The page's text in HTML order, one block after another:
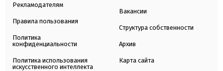
Рекламодателям
Правила пользования
Политика
конфиденциальности
Политика использования
искусственного интеллекта
Вакансии
Структура собственности
Архив
Карта сайта